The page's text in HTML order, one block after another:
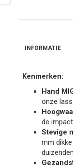
INFORMATIE
Kenmerken:
Hand
onze
de
Stevige
mm